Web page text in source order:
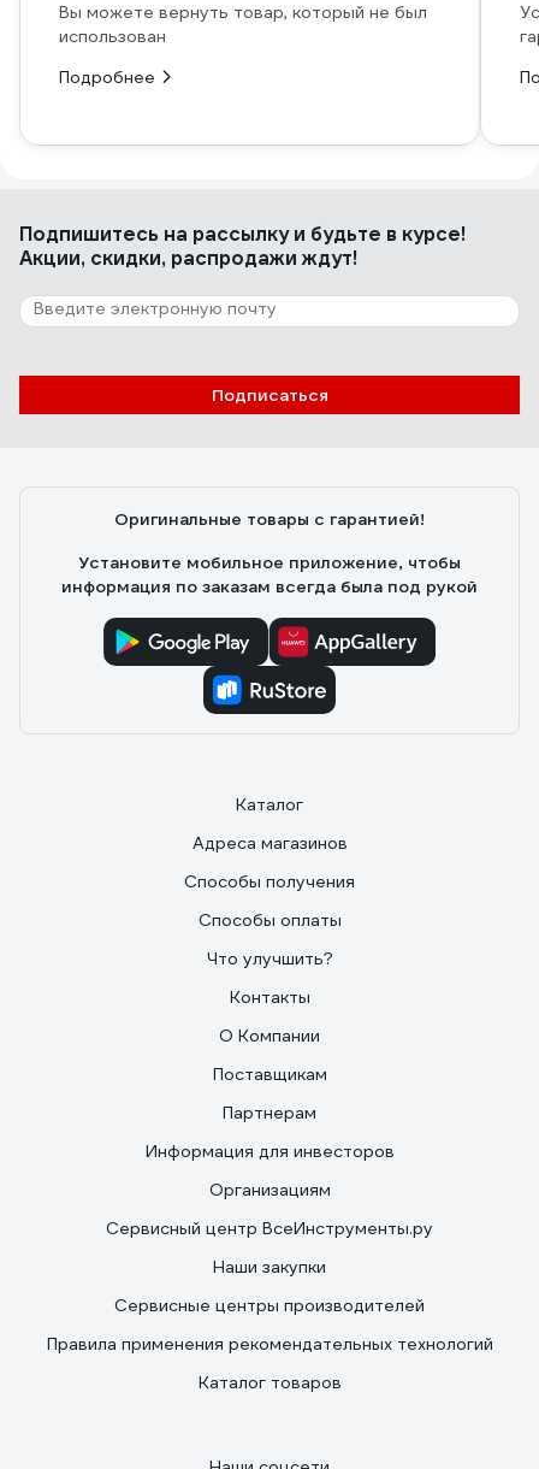
Вы можете вернуть товар, который не был
использован
Подробнее
Подпишитесь на рассылкуи будьте в курсе!
Акции, скидки, распродажи ждут!
Подписаться
Оригинальные товары с гарантией!
Установите мобильное приложение, чтобы
информация по заказам всегда была под рукой
Каталог
Адреса магазинов
Способы получения
Способы оплаты
Что улучшить?
Контакты
О Компании
Поставщикам
Партнерам
Информация для инвесторов
Организациям
Сервисный центр ВсеИнструменты.ру
Наши закупки
Сервисные центры производителей
Правила применения рекомендательных технологий
Каталог товаров